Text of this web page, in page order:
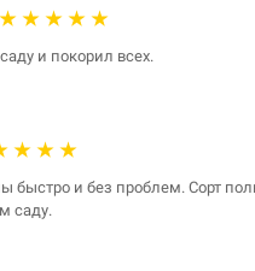
открытый грунт, сад
альпинарий,
и покорил всех.
и без проблем. Сорт
саду.